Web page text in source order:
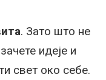
. Зато што не
идеје и
свет око себе.